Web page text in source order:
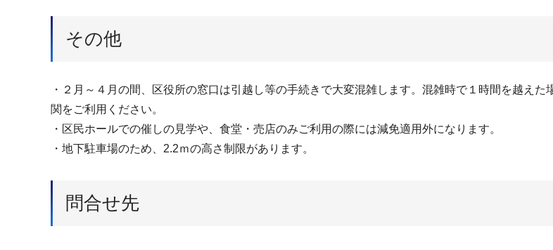
その他
・２月～４月の間、区役所の窓口は引越し等の手続きで大変混雑します。混雑時で１時間を越え
関をご利用ください。
・区民ホールでの催しの見学や、食堂・売店のみご利用の際には減免適用外になります。
・地下駐車場のため、2.2ｍの高さ制限があります。
問合せ先